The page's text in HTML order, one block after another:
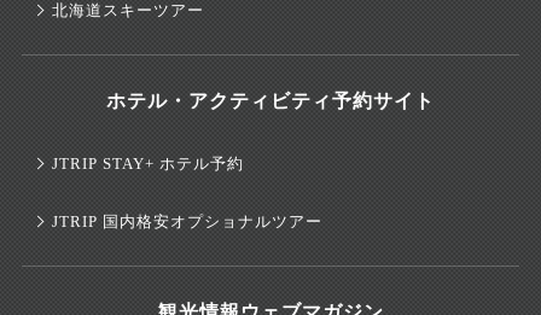
北海道スキーツアー
ホテル・アクティビティ予約サイト
JTRIP STAY+ ホテル予約
JTRIP 国内格安オプショナルツアー